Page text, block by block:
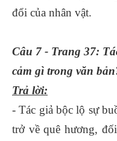
đổi của nhân vật.
Câu 7 - Trang 37:
cảm gì trong văn
Trả lời:
- Tác giả bộc lộ sự
trở về quê hương,